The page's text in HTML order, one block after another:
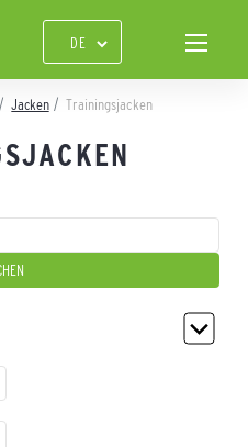
Jacken Trainingsjacken